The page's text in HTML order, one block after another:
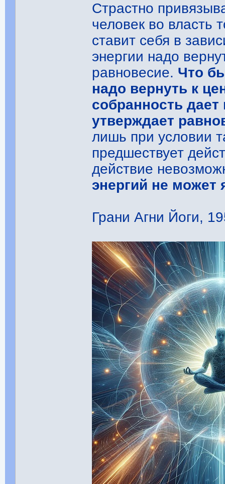
Страстно
человек во власть
ставит себя в
энергии надо
равновесие. Что
надо вернуть к
собранность
утверждает
лишь при условии
предшествует
действие
энергий не может
Грани Агни Йоги,